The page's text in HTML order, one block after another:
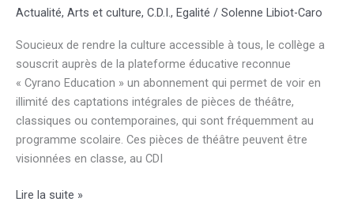
Actualité, Arts et culture, C.D.I., Egalité / Solenne Libiot-Caro
Soucieux de rendre la culture accessible à tous, le collège a
souscrit auprès de la plateforme éducative reconnue
« Cyrano Education » un abonnement qui permet de voir en
illimité des captations intégrales de pièces de théâtre,
classiques ou contemporaines, qui sont fréquemment au
programme scolaire. Ces pièces de théâtre peuvent être
visionnées en classe, au CDI
Le
Lire la suite »